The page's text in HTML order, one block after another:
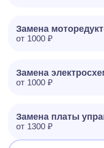
Замена
от 1000 ₽
Замена
от 1000 ₽
Замена платы
от 1300 ₽